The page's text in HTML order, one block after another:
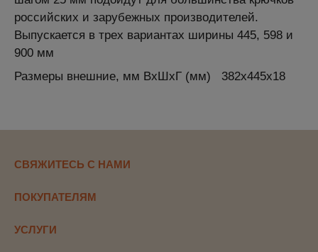
российских и зарубежных производителей.
Выпускается в трех вариантах ширины 445, 598 и
900 мм
Размеры внешние, мм ВхШхГ (мм) 382x445x18
СВЯЖИТЕСЬ С НАМИ
ПОКУПАТЕЛЯМ
УСЛУГИ